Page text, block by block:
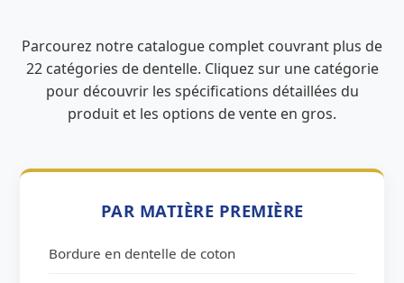
Parcourez notre catalogue complet couvrant plus de
22 catégories de dentelle. Cliquez sur une catégorie
pour découvrir les spécifications détaillées du
produit et les options de vente en gros.
PAR MATIÈRE PREMIÈRE
Bordure en dentelle de coton